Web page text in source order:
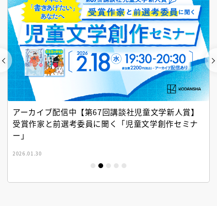
アーカイブ配信中【第67回講談社児童文学新人賞】
受賞作家と前選考委員に聞く「児童文学創作セミナ
ー」
2026.01.30